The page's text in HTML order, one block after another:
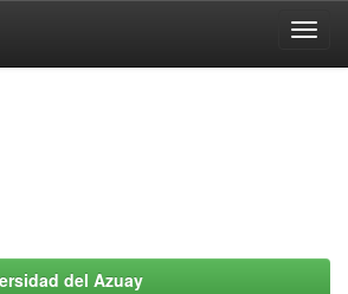
del Azuay